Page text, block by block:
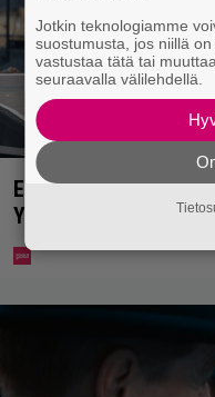
Eppu Normaalin
Ylellä
Jotkin teknologiamme
suostumusta, jos niillä
vastustaa tätä tai
seuraavalla välilehdellä.